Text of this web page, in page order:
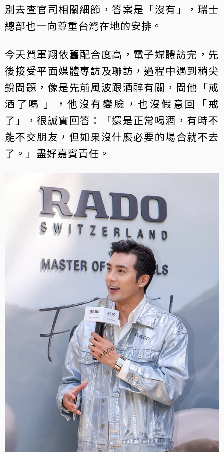
別去查官司相關細節，答案是「沒有」，瑞士
總部也一向尊重台灣在地的安排。
今天賀軍翔依舊配合度高，電子媒體訪完，先
後接受平面媒體專訪及聯訪，過程中遇到稍尖
銳問題，像是先前風波跟酒醉有關，問他「戒
酒了嗎 」，他沒有變臉，也沒假意回「戒
了」，很誠實回答：「還是正常喝酒，有時不
能不交朋友，但如果沒什麼必要的場合就不去
了。」盡好嘉賓責任。